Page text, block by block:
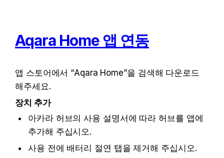
Aqara Home 앱 연동
앱 스토어에서 “Aqara Home”을 검색해 다운로드
해주세요.
장치 추가
아카라 허브의 사용 설명서에 따라 허브를 앱에
추가해 주십시오.
사용 전에 배터리 절연 탭을 제거해 주십시오.